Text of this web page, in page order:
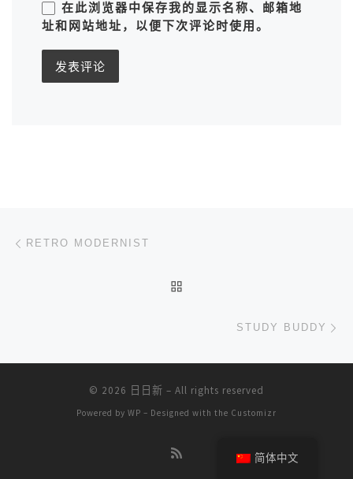
在此浏览器中保存我的显示名称、邮箱地
址和网站地址，以便下次评论时使用。
文章导航
RETRO MODERNIST
STUDY BUDDY
© 2026 日日新 – All rights reserved
Powered by WP – Designed with the Customizr
简体中文